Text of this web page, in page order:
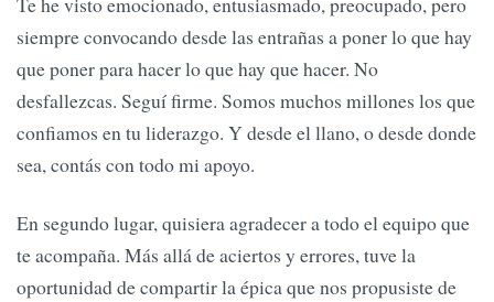
siempre convocando desde las entrañas a poner lo que hay
que poner para hacer lo que hay que hacer. No
desfallezcas. Seguí firme. Somos muchos millones los que
confiamos en tu liderazgo. Y desde el llano, o desde donde
sea, contás con todo mi apoyo.
En segundo lugar, quisiera agradecer a todo el equipo que
te acompaña. Más allá de aciertos y errores, tuve la
oportunidad de compartir la épica que nos propusiste de